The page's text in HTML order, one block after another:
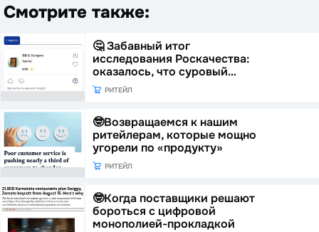
Смотрите также:
🤔 Забавный итог
исследования Роскачества:
оказалось, что суровый…
РИТЕЙЛ
🤓Возвращаемся к нашим
ритейлерам, которые мощно
угорели по «продукту»
РИТЕЙЛ
🤓Когда поставщики решают
бороться с цифровой
монополией-прокладкой